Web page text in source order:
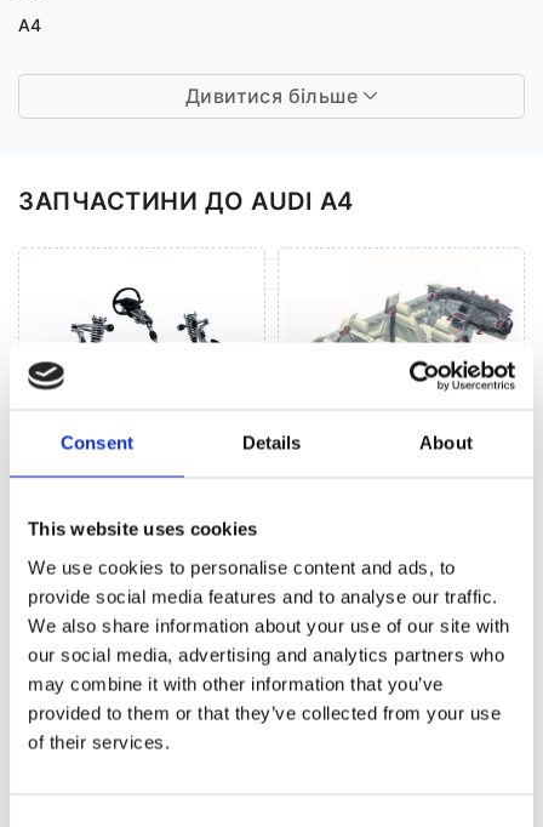
Consent Details About
This website uses cookies
We use cookies to personalise content and ads, to
provide social media features and to analyse our traffic.
We also share information about your use of our site with
our social media, advertising and analytics partners who
may combine it with other information that you’ve
provided to them or that they’ve collected from your use
of their services.
A4
Дивитися більше
ЗАПЧАСТИНИ ДО AUDI A4
(328)
РУЛЬОВЕ УПРАВЛІННЯ ДЛЯAUDI A4